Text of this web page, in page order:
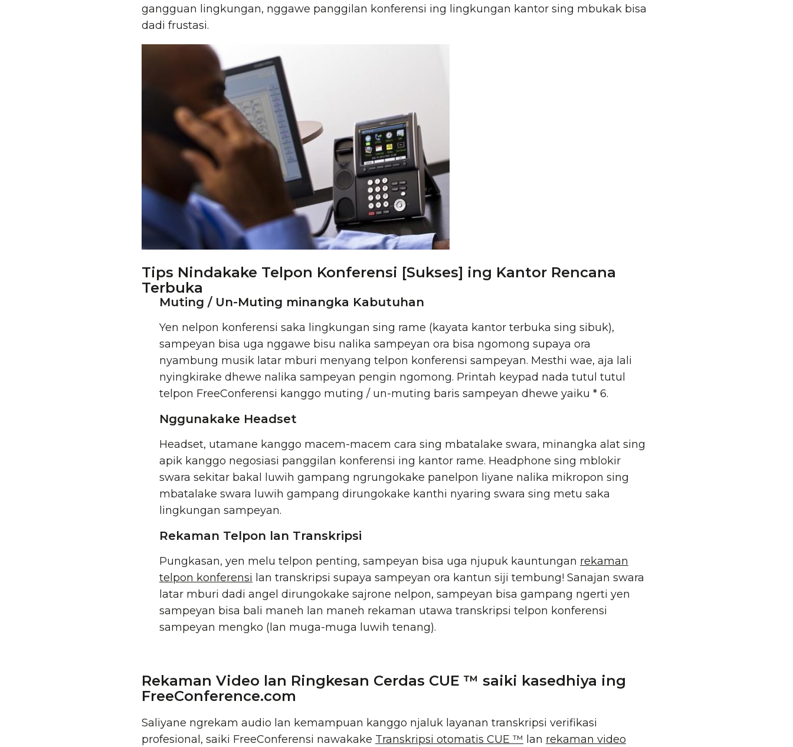
gangguan lingkungan, nggawe panggilan konferensi ing lingkungan kantor sing mbukak bisa
dadi frustasi.
Tips Nindakake Telpon Konferensi [Sukses] ing Kantor Rencana
Terbuka
Muting / Un-Muting minangka Kabutuhan
Yen nelpon konferensi saka lingkungan sing rame (kayata kantor terbuka sing sibuk),
sampeyan bisa uga nggawe bisu nalika sampeyan ora bisa ngomong supaya ora
nyambung musik latar mburi menyang telpon konferensi sampeyan. Mesthi wae, aja lali
nyingkirake dhewe nalika sampeyan pengin ngomong. Printah keypad nada tutul tutul
telpon FreeConferensi kanggo muting / un-muting baris sampeyan dhewe yaiku * 6.
Nggunakake Headset
Headset, utamane kanggo macem-macem cara sing mbatalake swara, minangka alat sing
apik kanggo negosiasi panggilan konferensi ing kantor rame. Headphone sing mblokir
swara sekitar bakal luwih gampang ngrungokake panelpon liyane nalika mikropon sing
mbatalake swara luwih gampang dirungokake kanthi nyaring swara sing metu saka
lingkungan sampeyan.
Rekaman Telpon lan Transkripsi
Pungkasan, yen melu telpon penting, sampeyan bisa uga njupuk kauntungan rekaman
telpon konferensi lan transkripsi supaya sampeyan ora kantun siji tembung! Sanajan swara
latar mburi dadi angel dirungokake sajrone nelpon, sampeyan bisa gampang ngerti yen
sampeyan bisa bali maneh lan maneh rekaman utawa transkripsi telpon konferensi
sampeyan mengko (lan muga-muga luwih tenang).
Rekaman Video lan Ringkesan Cerdas CUE ™ saiki kasedhiya ing
FreeConference.com
Saliyane ngrekam audio lan kemampuan kanggo njaluk layanan transkripsi verifikasi
profesional, saiki FreeConferensi nawakake Transkripsi otomatis CUE ™ lan rekaman video